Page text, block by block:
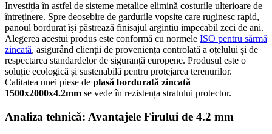
Investiția în astfel de sisteme metalice elimină costurile ulterioare de
întreținere. Spre deosebire de gardurile vopsite care ruginesc rapid,
panoul bordurat își păstrează finisajul argintiu impecabil zeci de ani.
Alegerea acestui produs este conformă cu normele ISO pentru sârmă
zincată, asigurând clienții de proveniența controlată a oțelului și de
respectarea standardelor de siguranță europene. Produsul este o
soluție ecologică și sustenabilă pentru protejarea terenurilor.
Calitatea unei piese de plasă bordurată zincată
1500x2000x4.2mm se vede în rezistența stratului protector.
Analiza tehnică: Avantajele Firului de 4.2 mm